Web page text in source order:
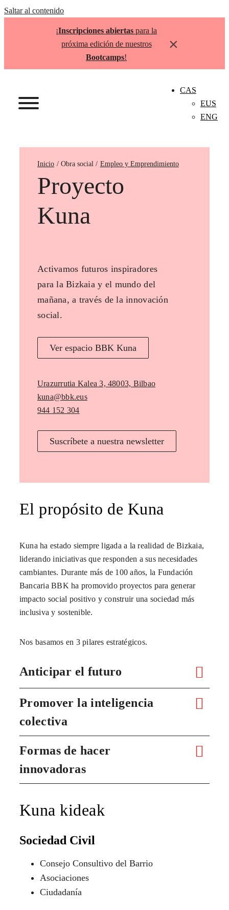
Saltar al contenido
¡Inscripciones abiertas para la
próxima edición de nuestros
Bootcamps!
×
CAS
EUS
ENG
Inicio Empleo y Emprendimiento
Proyecto
Kuna
Activamos futuros inspiradores
para la Bizkaia y el mundo del
mañana, a través de la innovación
social.
Ver espacio BBK Kuna
Urazurrutia Kalea 3, 48003, Bilbao
kuna@bbk.eus
944 152 304
Suscríbete a nuestra newsletter
El propósito de Kuna
Kuna ha estado siempre ligada a la realidad de Bizkaia,
liderando iniciativas que responden a sus necesidades
cambiantes. Durante más de 100 años, la Fundación
Bancaria BBK ha promovido proyectos para generar
impacto social positivo y construir una sociedad más
inclusiva y sostenible.
Nos basamos en 3 pilares estratégicos.
Anticipar el futuro
Promover la inteligencia
colectiva
Formas de hacer
innovadoras
Kuna kideak
Sociedad Civil
Consejo Consultivo del Barrio
Asociaciones
Ciudadanía